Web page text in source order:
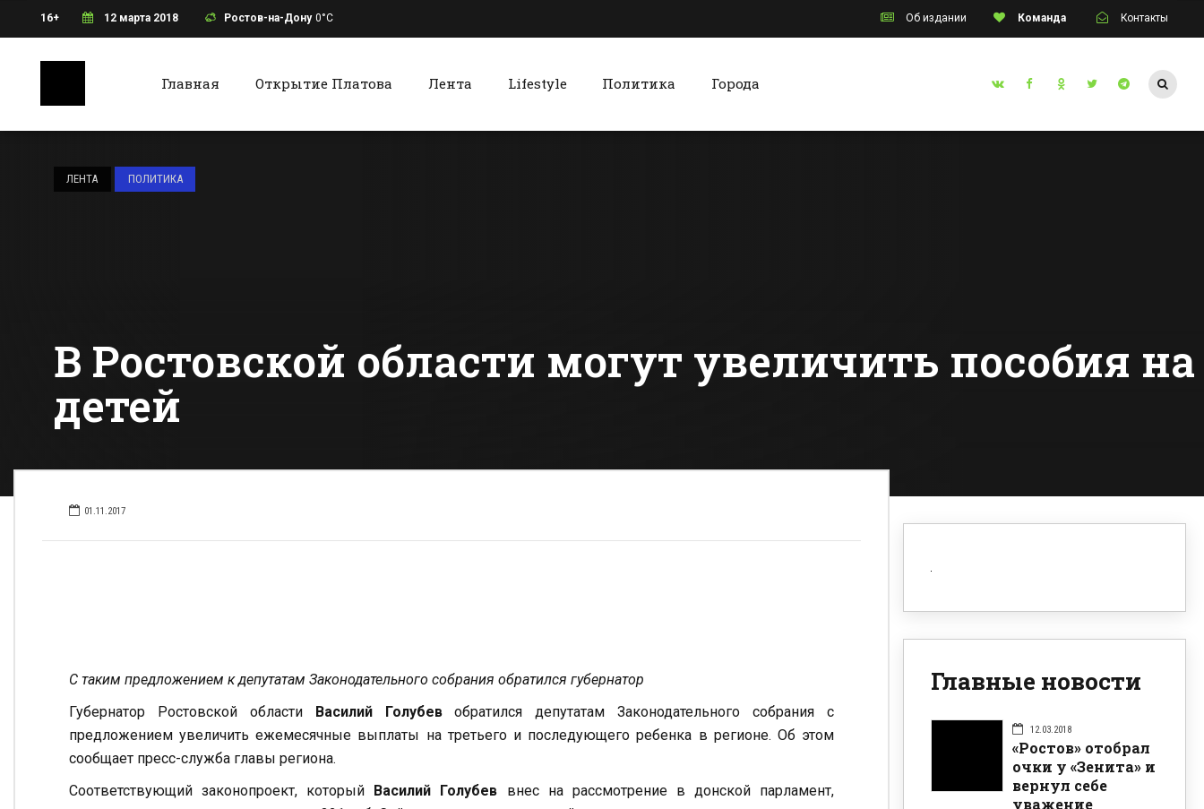
16+ 12 марта 2018 Ростов-на-Дону 0°C Об издании Команда Контакты
Главная Открытие Платова Лента Lifestyle Политика Города
старого аэропорта
временно
ЛЕНТА ПОЛИТИКА
В Ростовской области могут увеличить пособия на
детей
01.11.2017
С таким предложением к депутатам Законодательного собрания обратился губернатор
Губернатор Ростовской области Василий Голубевобратился депутатам Законодательного собрания с
предложением увеличить ежемесячные выплаты на третьего и последующего ребенка в регионе. Об этом
сообщает пресс-служба главы региона.
Соответствующий законопроект, который Василий Голубев внес на рассмотрение в донской парламент,
Главные новости
12.03.2018
«Ростов» отобрал
очки у «Зенита» и
вернул себе
уважение